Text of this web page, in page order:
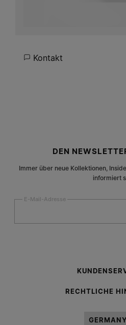
Kontakt
DEN
Immer über neue Kollektionen,
informiert
E-Mail-Adresse
Datenschutzerklärung
RECHTLICHE